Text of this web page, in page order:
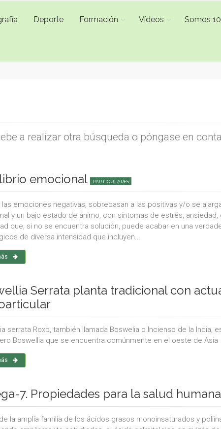
Deporte Formación Vídeos Somos
a realizar otra búsqueda o póngase en
emocional PARTICULARES
las emociones negativas, sobrepasan a las positivas y/o se
y un bajo estado de ánimo, con síntomas de estrés,
que, si no se encuentra solución, puede acabar en una
de diversa intensidad que incluyen...
Serrata planta tradicional con
serrata Roxb, también llamada Boswelia o Incienso de la India,
Boswellia que se encuentra comúnmente en el oeste de Asia
7. Propiedades para la salud
la amplia familia de los ácidos grasos monoinsaturados y